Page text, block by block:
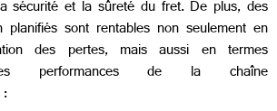
sécurité et la sûreté du fret. De plus, des
planifiés sont rentables non seulement en
des pertes, mais aussi en termes
des performances de la chaîne
: